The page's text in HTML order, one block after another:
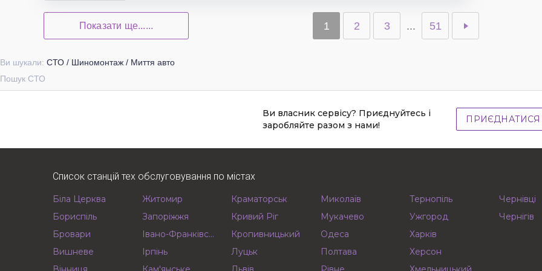
Показати ще...... 1 2 3 ... 51
Ви шукали: СТО / Шиномонтаж / Миття авто
Пошук СТО
Ви власник сервісу? Приєднуйтесь і
заробляйте разом з нами!
ПРИЄДНАТИСЯ
Список станцій тех обслуговування по містах
Біла Церква
Бориспіль
Бровари
Вишневе
Житомир
Запоріжжя
Івано-Франківськ
Ірпінь
Краматорськ
Кривий Ріг
Кропивницький
Луцьк
Миколаїв
Мукачево
Одеса
Полтава
Тернопіль
Ужгород
Харків
Херсон
Чернівці
Чернігів